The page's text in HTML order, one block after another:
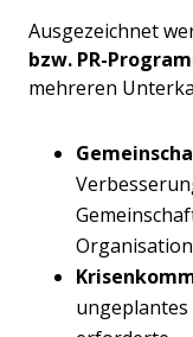
Ausgezeichnet
bzw. PR-
mehreren
Organisation